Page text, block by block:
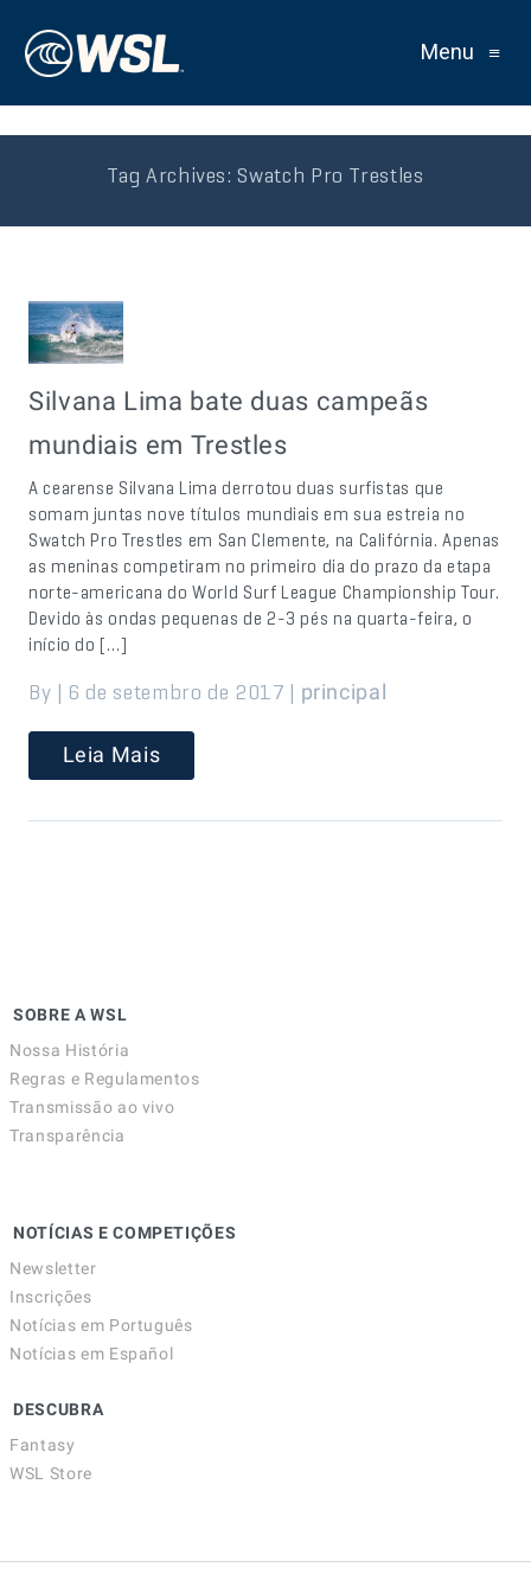
Menu ≡
Tag Archives:Swatch Pro Trestles
Silvana Lima bate duas campeãs
mundiais em Trestles
A cearense Silvana Lima derrotou duas surfistas que
somam juntas nove títulos mundiais em sua estreia no
Swatch Pro Trestles em San Clemente, na Califórnia. Apenas
as meninas competiram no primeiro dia do prazo da etapa
norte-americana do World Surf League Championship Tour.
Devido às ondas pequenas de 2-3 pés na quarta-feira, o
início do […]
By | 6 de setembro de 2017 | principal
Leia Mais
SOBRE A WSL
Nossa História
Regras e Regulamentos
Transmissão ao vivo
Transparência
NOTÍCIAS E COMPETIÇÕES
Newsletter
Inscrições
Notícias em Português
Notícias em Español
DESCUBRA
Fantasy
WSL Store